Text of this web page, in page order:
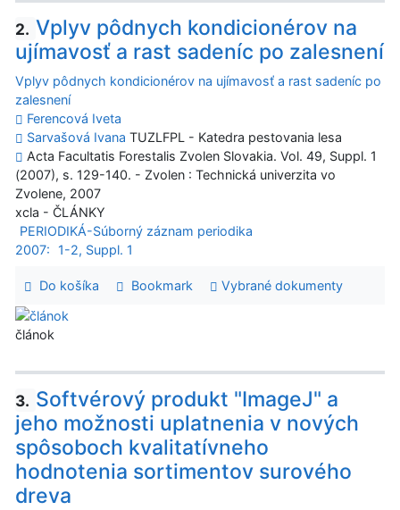
2. Vplyv pôdnych kondicionérov na
ujímavosť a rast sadeníc po zalesnení
Vplyv pôdnych kondicionérov na ujímavosť a rast sadeníc po
zalesnení
Ferencová Iveta
Sarvašová Ivana TUZLFPL - Katedra pestovania lesa
Acta Facultatis Forestalis Zvolen Slovakia. Vol. 49, Suppl. 1
(2007), s. 129-140. - Zvolen : Technická univerzita vo
Zvolene, 2007
xcla - ČLÁNKY
PERIODIKÁ-Súborný záznam periodika
2007:
1-2, Suppl. 1
Do košíka Bookmark Vybrané dokumenty
článok
3. Softvérový produkt "ImageJ" a
jeho možnosti uplatnenia v nových
spôsoboch kvalitatívneho
hodnotenia sortimentov surového
dreva